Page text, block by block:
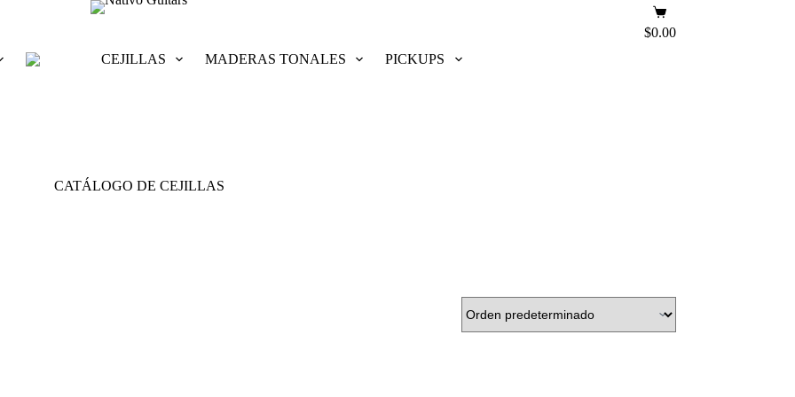
Carro
de
$0.00
CEJILLAS MADERAS TONALES PICKUPS
CATÁLOGO DE CEJILLAS